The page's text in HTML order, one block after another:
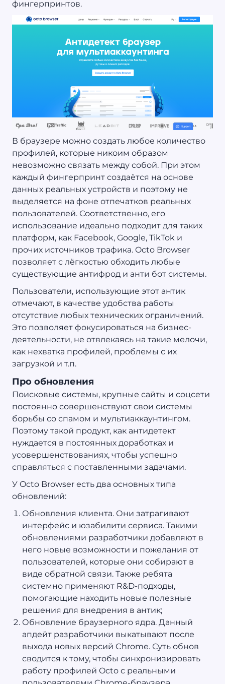
фингерпринтов.
В браузере можно создать любое количество
профилей, которые никоим образом
невозможно связать между собой. При этом
каждый фингерпринт создаётся на основе
данных реальных устройств и поэтому не
выделяется на фоне отпечатков реальных
пользователей. Соответственно, его
использование идеально подходит для таких
платформ, как Facebook, Google, TikTok и
прочих источников трафика. Octo Browser
позволяет с лёгкостью обходить любые
существующие антифрод и анти бот системы.
Пользователи, использующие этот антик
отмечают, в качестве удобства работы
отсутствие любых технических ограничений.
Это позволяет фокусироваться на бизнес-
деятельности, не отвлекаясь на такие мелочи,
как нехватка профилей, проблемы с их
загрузкой и т.п.
Про обновления
Поисковые системы, крупные сайты и соцсети
постоянно совершенствуют свои системы
борьбы со спамом и мультиаккаунтингом.
Поэтому такой продукт, как антидетект
нуждается в постоянных доработках и
усовершенствованиях, чтобы успешно
справляться с поставленными задачами.
У Octo Browser есть два основных типа
обновлений:
Обновления клиента. Они затрагивают
интерфейс и юзабилити сервиса. Такими
обновлениями разработчики добавляют в
него новые возможности и пожелания от
пользователей, которые они собирают в
виде обратной связи. Также ребята
системно применяют R&D-подходы,
помогающие находить новые полезные
решения для внедрения в антик;
Обновление браузерного ядра. Данный
апдейт разработчики выкатывают после
выхода новых версий Chrome. Суть обнов
сводится к тому, чтобы синхронизировать
работу профилей Octo с реальными